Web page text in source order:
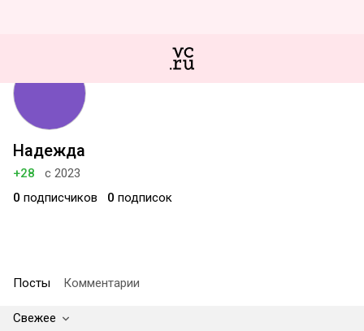
Надежда
+28
с 2023
0 подписчиков 0 подписок
Посты Комментарии
Свежее